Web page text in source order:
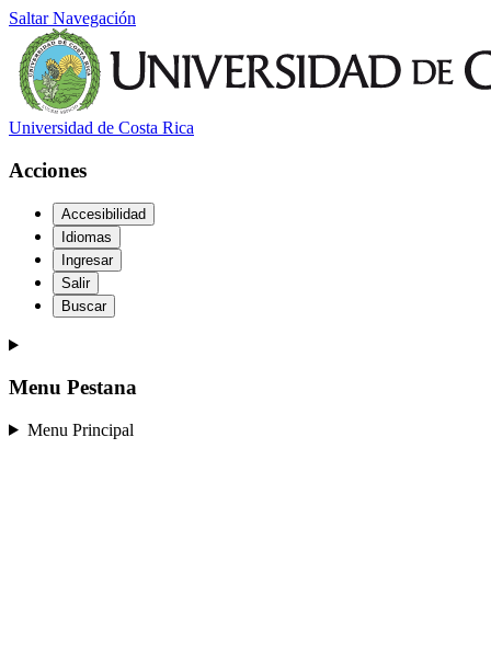
Saltar Navegación
Universidad de Costa Rica
Acciones
Accesibilidad
Idiomas
Ingresar
Salir
Buscar
Menu Pestana
Menu Principal